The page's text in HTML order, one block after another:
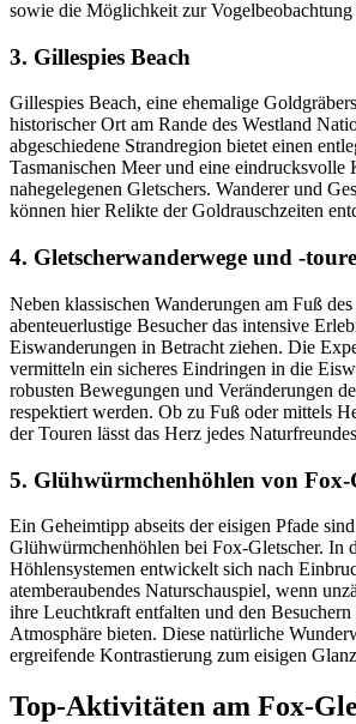
sowie die Möglichkeit zur Vogelbeobachtung
3. Gillespies Beach
Gillespies Beach, eine ehemalige
historischer Ort am Rande des Westland
abgeschiedene Strandregion bietet einen
Tasmanischen Meer und eine eindrucksvolle
nahegelegenen Gletschers. Wanderer und
können hier Relikte der Goldrauschzeiten
4. Gletscherwanderwege und -
Neben klassischen Wanderungen am Fuß
abenteuerlustige Besucher das intensive
Eiswanderungen in Betracht ziehen. Die
vermitteln ein sicheres Eindringen in die
robusten Bewegungen und Veränderungen
respektiert werden. Ob zu Fuß oder mittels
der Touren lässt das Herz jedes
5. Glühwürmchenhöhlen von Fox-
Ein Geheimtipp abseits der eisigen Pfade
Glühwürmchenhöhlen bei Fox-Gletscher. In
Höhlensystemen entwickelt sich nach
atemberaubendes Naturschauspiel, wenn
ihre Leuchtkraft entfalten und den Besuchern
Atmosphäre bieten. Diese natürliche
ergreifende Kontrastierung zum eisigen
Top-Aktivitäten am Fox-